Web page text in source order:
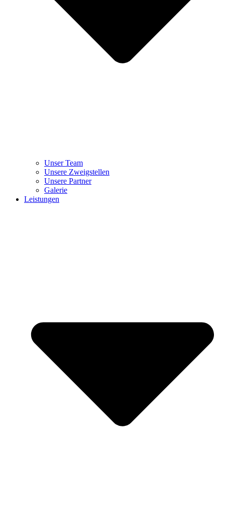
Unser Team
Unsere Zweigstellen
Unsere Partner
Galerie
Leistungen